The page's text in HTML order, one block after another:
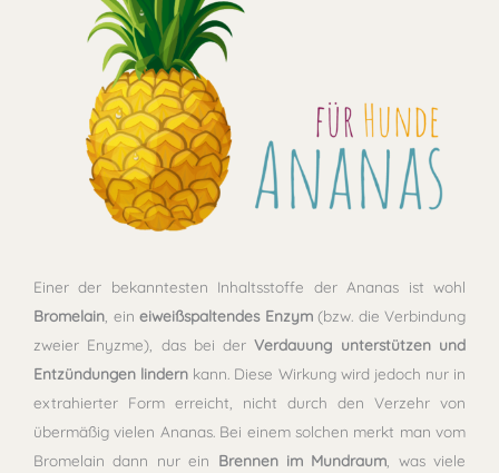
Einer der bekanntesten Inhaltsstoffe der Ananas ist wohl
Bromelain , ein eiweißspaltendes Enzym(bzw. die Verbindung
zweier Enyzme), das bei derVerdauung unterstützen und
Entzündungen lindern kann. Diese Wirkung wird jedoch nur in
extrahierter Form erreicht, nicht durch den Verzehr von
übermäßig vielen Ananas. Bei einem solchen merkt man vom
Bromelain dann nur ein Brennen im Mundraum , was viele